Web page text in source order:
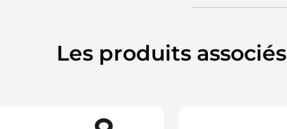
Les produits associés